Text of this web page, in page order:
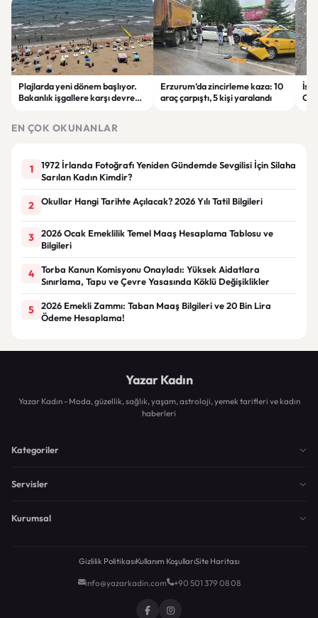
Plajlarda yeni dönem başlıyor.
Bakanlık işgallere karşı devreye
Erzurum’da zincirleme kaza: 10
araç çarpıştı, 5 kişi yaralandı
EN ÇOK OKUNANLAR
1
1972 İrlanda Fotoğrafı Yeniden Gündemde Sevgilisi İçin Silaha
Sarılan Kadın Kimdir?
2 Okullar Hangi Tarihte Açılacak? 2026 Yılı Tatil Bilgileri
3
2026 Ocak Emeklilik Temel Maaş Hesaplama Tablosu ve
Bilgileri
4
Torba Kanun Komisyonu Onayladı: Yüksek Aidatlara
Sınırlama, Tapu ve Çevre Yasasında Köklü Değişiklikler
5
2026 Emekli Zammı: Taban Maaş Bilgileri ve 20 Bin Lira
Ödeme Hesaplama!
Yazar Kadın
Yazar Kadın - Moda, güzellik, sağlık, yaşam, astroloji, yemek tarifleri ve kadın
haberleri
Kategoriler
Servisler
Kurumsal
Gizlilik PolitikasıKullanım KoşullarıSite Haritası
info@yazarkadin.com +90 501 379 08 08